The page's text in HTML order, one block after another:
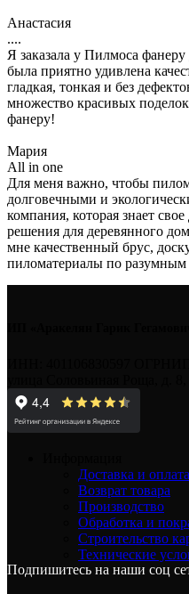
Анастасия
....
Я заказала у Пилмоса
была приятно удивлена
гладкая, тонкая и без
множество красивых
фанеру!
Мария
All in one
Для меня важно, чтобы
долговечными и
компания, которая знает
решения для деревянного
мне качественный брус,
пиломатериалы по разумным
Доставка и оплата
Возврат товара
Производство
Обработка и
Строительство
Технические
Подпишитесь на наши соц